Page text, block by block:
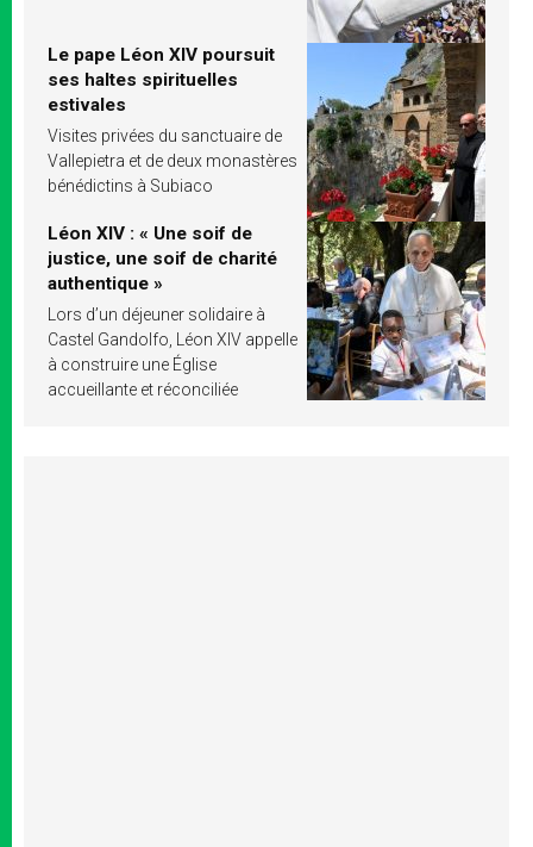
Le pape Léon XIV poursuit
ses haltes spirituelles
estivales
Visites privées du sanctuaire de
Vallepietra et de deux monastères
bénédictins à Subiaco
Léon XIV : « Une soif de
justice, une soif de charité
authentique »
Lors d’un déjeuner solidaire à
Castel Gandolfo, Léon XIV appelle
à construire une Église
accueillante et réconciliée